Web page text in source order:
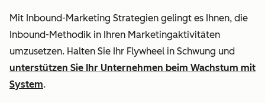
Mit Inbound-Marketing Strategien gelingt es Ihnen, die
Inbound-Methodik in Ihren Marketingaktivitäten
umzusetzen. Halten Sie Ihr Flywheel in Schwung und
unterstützen Sie Ihr Unternehmen beim Wachstum mit
System.